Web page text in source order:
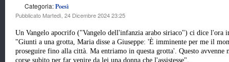
Categoria:Poesì
Pubblicato Martedì, 24 Dicembre 2024 23:25
Un Vangelo apocrifo ("Vangelo dell'infanzia arabo siriaco") ci dice l'ora
"Giunti a una grotta, Maria disse a Giuseppe: 'È imminente per me il
proseguire fino alla città. Ma entriamo in questa grotta'. Questo avvenne
corse subito per far venire da lei una donna che l'assistesse".